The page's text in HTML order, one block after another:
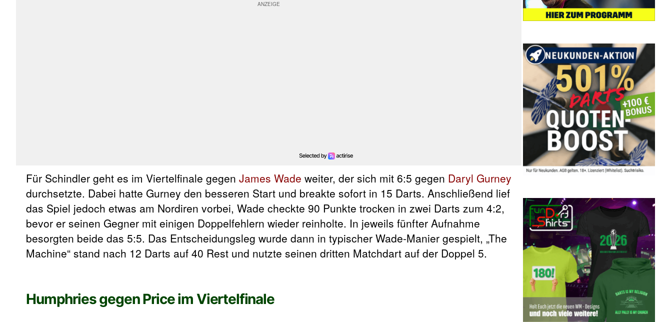
Für Schindler geht es im Viertelfinale gegen James Wade weiter, der sich mit 6:5 gegen Daryl Gurney
durchsetzte. Dabei hatte Gurney den besseren Start und breakte sofort in 15 Darts. Anschließend lief
das Spiel jedoch etwas am Nordiren vorbei, Wade checkte 90 Punkte trocken in zwei Darts zum 4:2,
bevor er seinen Gegner mit einigen Doppelfehlern wieder reinholte. In jeweils fünfter Aufnahme
besorgten beide das 5:5. Das Entscheidungsleg wurde dann in typischer Wade-Manier gespielt, „The
Machine“ stand nach 12 Darts auf 40 Rest und nutzte seinen dritten Matchdart auf der Doppel 5.
Humphries gegen Price im Viertelfinale